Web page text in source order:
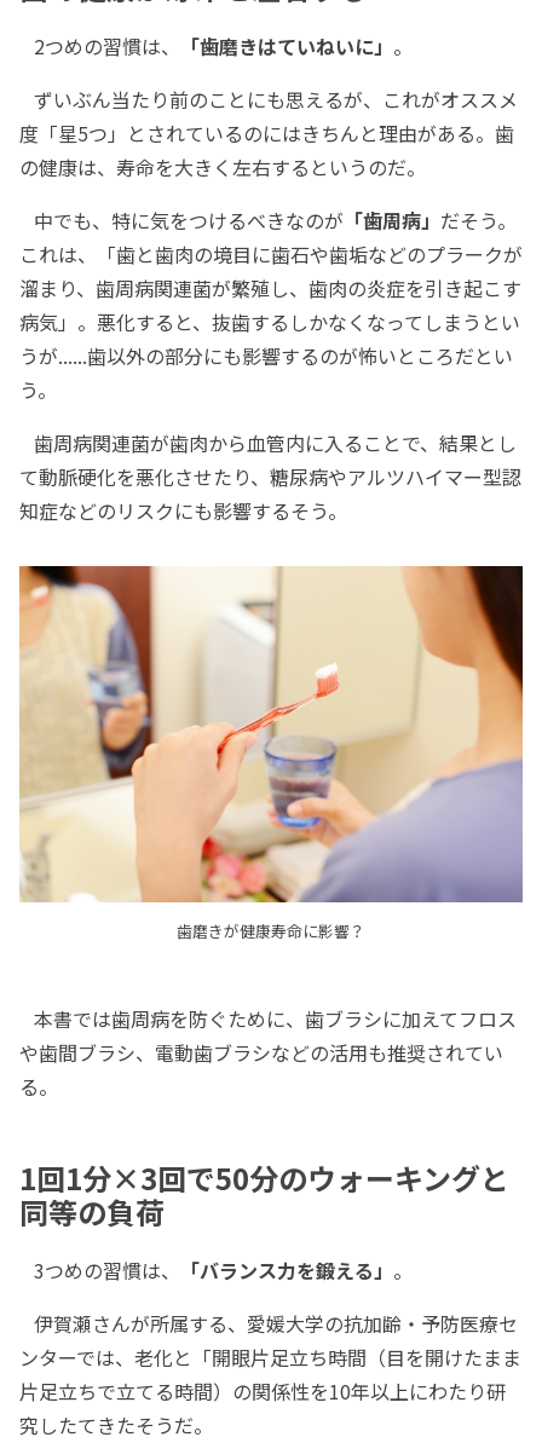
2つめの習慣は、 「歯磨きはていねいに」 。
ずいぶん当たり前のことにも思えるが、これがオススメ
度「星5つ」とされているのにはきちんと理由がある。歯
の健康は、寿命を大きく左右するというのだ。
中でも、特に気をつけるべきなのが 「歯周病」 だそう。
これは、「歯と歯肉の境目に歯石や歯垢などのプラークが
溜まり、歯周病関連菌が繁殖し、歯肉の炎症を引き起こす
病気」。悪化すると、抜歯するしかなくなってしまうとい
うが......歯以外の部分にも影響するのが怖いところだとい
う。
歯周病関連菌が歯肉から血管内に入ることで、結果とし
て動脈硬化を悪化させたり、糖尿病やアルツハイマー型認
知症などのリスクにも影響するそう。
歯磨きが健康寿命に影響？
本書では歯周病を防ぐために、歯ブラシに加えてフロス
や歯間ブラシ、電動歯ブラシなどの活用も推奨されてい
る。
1回1分×3回で50分のウォーキングと
同等の負荷
3つめの習慣は、 「バランス力を鍛える」 。
伊賀瀬さんが所属する、愛媛大学の抗加齢・予防医療セ
ンターでは、老化と「開眼片足立ち時間（目を開けたまま
片足立ちで立てる時間）の関係性を10年以上にわたり研
究したてきたそうだ。